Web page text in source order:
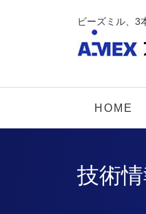
ビーズミル、3
HOME
技術